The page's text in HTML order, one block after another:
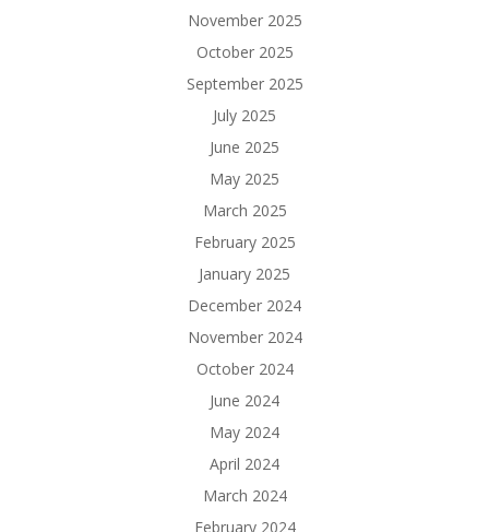
November 2025
October 2025
September 2025
July 2025
June 2025
May 2025
March 2025
February 2025
January 2025
December 2024
November 2024
October 2024
June 2024
May 2024
April 2024
March 2024
February 2024